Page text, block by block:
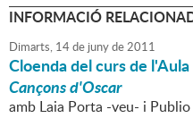
INFORMACIÓ
Dimarts, 14de junyde2011
Cloenda del curs de
Cançons d'Oscar
amb Laia Porta -veu- i